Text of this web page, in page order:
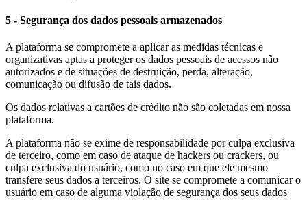
5 - Segurança dos dados pessoais armazenados
A plataforma se compromete a aplicar as medidas técnicas e
organizativas aptas a proteger os dados pessoais de acessos não
autorizados e de situações de destruição, perda, alteração,
comunicação ou difusão de tais dados.
Os dados relativas a cartões de crédito não são coletadas em nossa
plataforma.
A plataforma não se exime de responsabilidade por culpa exclusiva
de terceiro, como em caso de ataque de hackers ou crackers, ou
culpa exclusiva do usuário, como no caso em que ele mesmo
transfere seus dados a terceiros. O site se compromete a comunicar o
usuário em caso de alguma violação de segurança dos seus dados